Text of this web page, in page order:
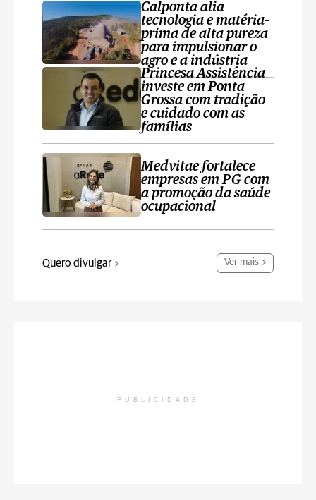
Calponta alia
tecnologia e matéria-
prima de alta pureza
para impulsionar o
agro e a indústria
Princesa Assistência
investe em Ponta
Grossa com tradição
e cuidado com as
famílias
Medvitae fortalece
empresas em PG com
a promoção da saúde
ocupacional
Quero divulgar Ver mais
PUBLICIDADE